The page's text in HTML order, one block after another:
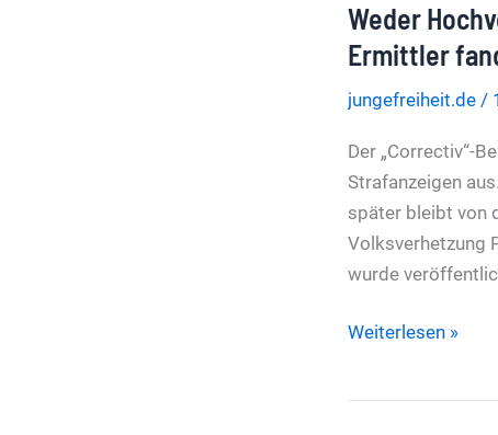
Separatismus
verläuft
Wellenbewegungen
Weder
Ermittler
jungefreiheit.de /
Der „Correctiv“-
Strafanzeigen
später bleibt von
Volksverhetzung
wurde
Weder
Weiterlesen »